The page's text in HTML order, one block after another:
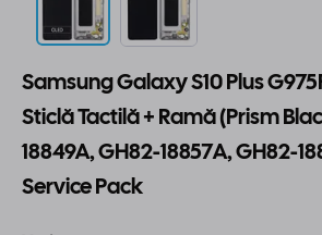
Samsung Galaxy S10 Plus
Sticlă Tactilă + Ramă (Prism
18849A, GH82-18857A, GH82-
Service Pack